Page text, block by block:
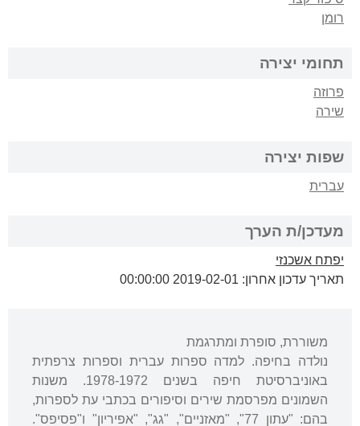
רומן
תחומי יצירה
פרוזה
שירה
שפות יצירה
עברית
מעדכן/ת הערך
יפתח אשכנזי
תאריך עדכון אחרון: 2019-02-01 00:00:00
משוררת, סופרת ומתרגמת
נולדה בחיפה. למדה ספרות עברית וספרות צרפתית
באוניברסיטת חיפה בשנים 1978-1972. משנות
השמונים מפרסמת שירים וסיפורים בכתבי עת לספרות,
בהם: "עתון 77", "מאזניים", "גג", "אפיריון" ו"פסיפס".